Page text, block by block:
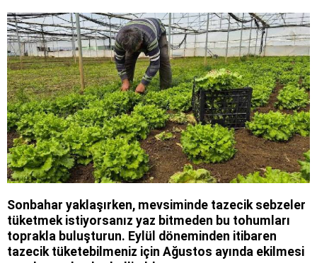
Sonbahar yaklaşırken, mevsiminde tazecik sebzeler
tüketmek istiyorsanız yaz bitmeden bu tohumları
toprakla buluşturun. Eylül döneminden itibaren
tazecik tüketebilmeniz için Ağustos ayında ekilmesi